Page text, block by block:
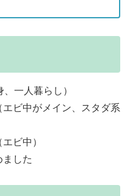
一人暮らし）
エビ中がメイン、スタダ系
ビ中）
ました